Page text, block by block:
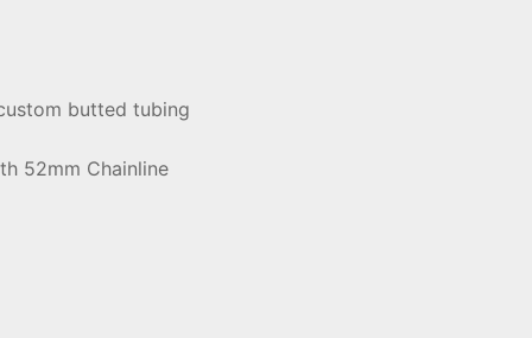
butted tubing
52mm Chainline